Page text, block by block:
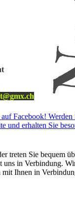
Facebook! Werden
und erhalten Sie
treten Sie bequem
in Verbindung.
Ihnen in